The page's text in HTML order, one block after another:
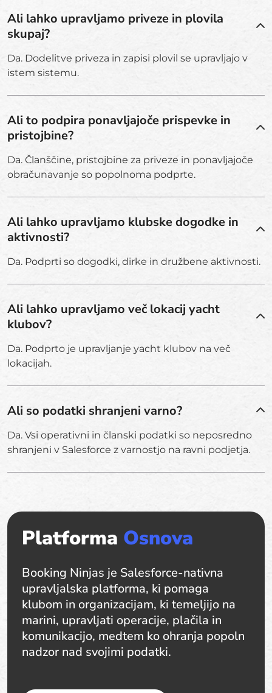
Ali lahko upravljamo priveze in plovila
skupaj?
Da. Dodelitve priveza in zapisi plovil se upravljajo v
istem sistemu.
Ali to podpira ponavljajoče prispevke in
pristojbine?
Da. Članščine, pristojbine za priveze in ponavljajoče
obračunavanje so popolnoma podprte.
Ali lahko upravljamo klubske dogodke in
aktivnosti?
Da. Podprti so dogodki, dirke in družbene aktivnosti.
Ali lahko upravljamo več lokacij yacht
klubov?
Da. Podprto je upravljanje yacht klubov na več
lokacijah.
Ali so podatki shranjeni varno?
Da. Vsi operativni in članski podatki so neposredno
shranjeni v Salesforce z varnostjo na ravni podjetja.
Platforma Osnova
Booking Ninjas je Salesforce-nativna
upravljalska platforma, ki pomaga
klubom in organizacijam, ki temeljijo na
marini, upravljati operacije, plačila in
komunikacijo, medtem ko ohranja popoln
nadzor nad svojimi podatki.